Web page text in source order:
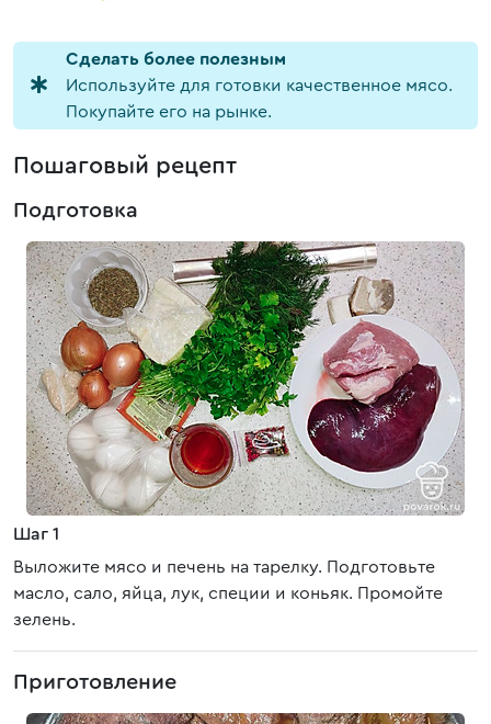
Cделать более полезным
Используйте для готовки качественное мясо.
Покупайте его на рынке.
Пошаговый рецепт
Подготовка
Шаг 1
Выложите мясо и печень на тарелку. Подготовьте
масло, сало, яйца, лук, специи и коньяк. Промойте
зелень.
Приготовление